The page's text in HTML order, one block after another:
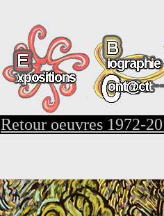
Retour oeuvres 1972-